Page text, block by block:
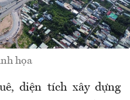
họa
diện tích xây dựng